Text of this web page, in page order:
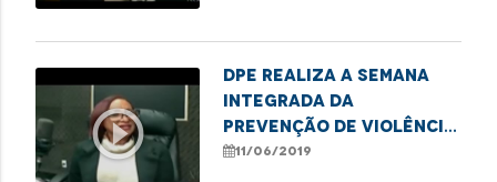
play_circle_outline
DPE realiza a Semana
Integrada da
Prevenção de Violência
contra o idoso
11/06/2019